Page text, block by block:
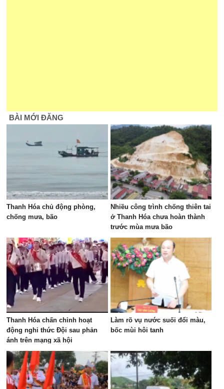
BÀI MỚI ĐĂNG
Thanh Hóa chủ động phòng,
chống mưa, bão
Nhiều công trình chống thiên tai
ở Thanh Hóa chưa hoàn thành
trước mùa mưa bão
Thanh Hóa chấn chỉnh hoạt
động nghi thức Đội sau phản
ánh trên mạng xã hội
Làm rõ vụ nước suối đổi màu,
bốc mùi hôi tanh